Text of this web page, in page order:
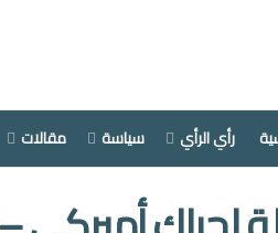
رأي الرأي سياسة مقالات